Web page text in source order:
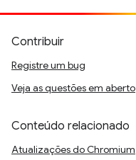
Contribuir
Registre um bug
Veja as questões em aberto
Conteúdo relacionado
Atualizações do Chromium